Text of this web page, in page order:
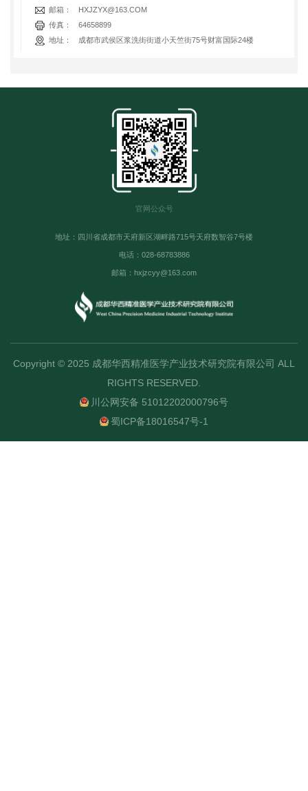
邮箱：
HXJZYX@163.COM
传真：
64658899
地址：
成都市武侯区浆洗街街道小天竺街75号财富国际24楼
官网公众号
地址：四川省成都市天府新区湖畔路715号天府数智谷7号楼
电话：028-68783886
邮箱：hxjzcyy@163.com
Copyright © 2025 成都华西精准医学产业技术研究院有限公司 ALL
RIGHTS RESERVED.
川公网安备 51012202000796号
蜀ICP备18016547号-1